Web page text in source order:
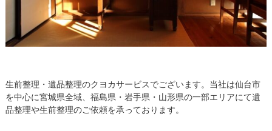
生前整理・遺品整理のクヨカサービスでございます。当社は仙台市
を中心に宮城県全域、福島県・岩手県・山形県の一部エリアにて遺
品整理や生前整理のご依頼を承っております。